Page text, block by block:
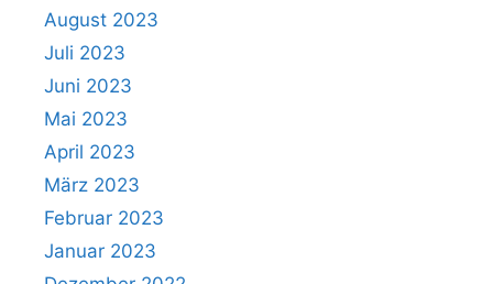
August 2023
Juli 2023
Juni 2023
Mai 2023
April 2023
März 2023
Februar 2023
Januar 2023